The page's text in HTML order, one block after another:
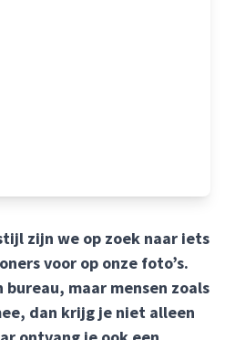
zijn we op zoek naar iets
voor op onze foto’s.
bureau, maar mensen zoals
dan krijg je niet alleen